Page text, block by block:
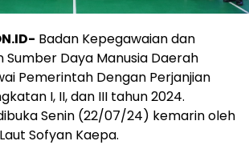
Badan Kepegawaian dan
Sumber Daya Manusia Daerah
Pemerintah Dengan Perjanjian
I, II, dan III tahun 2024.
Senin (22/07/24) kemarin oleh
Sofyan Kaepa.